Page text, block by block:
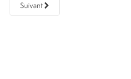
Suivant